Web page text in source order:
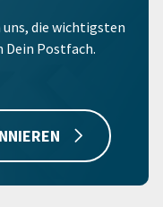
die wichtigsten
Dein Postfach.